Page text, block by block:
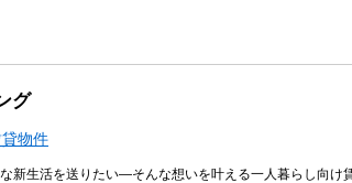
グ
物件
新生活を送りたい―そんな想いを叶える一人暮らし向け